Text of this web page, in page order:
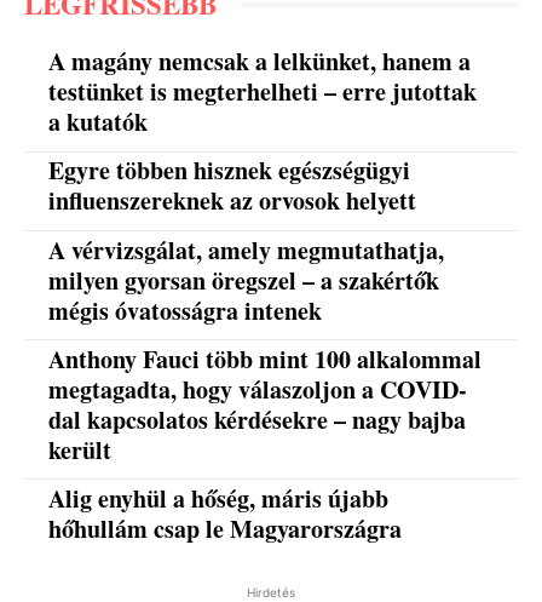
A magány nemcsak a lelkünket, hanem a
testünket is megterhelheti – erre jutottak
a kutatók
Egyre többen hisznek egészségügyi
influenszereknek az orvosok helyett
A vérvizsgálat, amely megmutathatja,
milyen gyorsan öregszel – a szakértők
mégis óvatosságra intenek
Anthony Fauci több mint 100 alkalommal
megtagadta, hogy válaszoljon a COVID-
dal kapcsolatos kérdésekre – nagy bajba
került
Alig enyhül a hőség, máris újabb
hőhullám csap le Magyarországra
Hirdetés